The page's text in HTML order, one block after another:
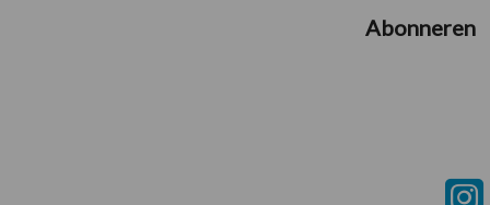
Abonneren